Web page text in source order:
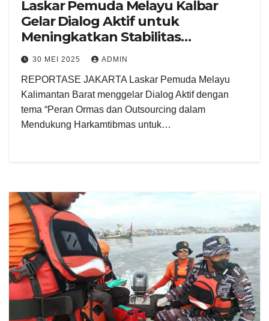
Laskar Pemuda Melayu Kalbar
Gelar Dialog Aktif untuk
Meningkatkan Stabilitas
Keamanan dan Iklim Investasi
30 MEI 2025 ADMIN
REPORTASE JAKARTA Laskar Pemuda Melayu
Kalimantan Barat menggelar Dialog Aktif dengan
tema “Peran Ormas dan Outsourcing dalam
Mendukung Harkamtibmas untuk…